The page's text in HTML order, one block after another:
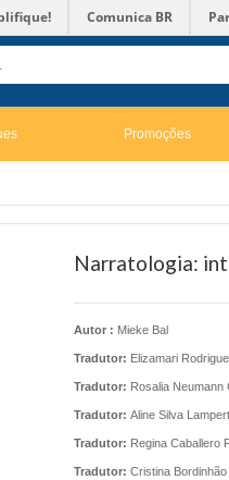
Comunica BR
Promoções
Narratologia:
Autor : Mieke Bal
Tradutor: Elizamari
Tradutor: Rosalia Neumann
Tradutor: Aline Silva Lampert
Tradutor: Regina Caballero
Tradutor: Cristina Bordinhão